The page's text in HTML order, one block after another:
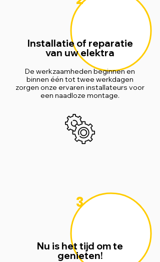
Installatie of reparatie
van uw elektra
De werkzaamheden beginnen en
binnen één tot twee werkdagen
zorgen onze ervaren installateurs voor
een naadloze montage.
3
Nu is het tijd om te
genieten!